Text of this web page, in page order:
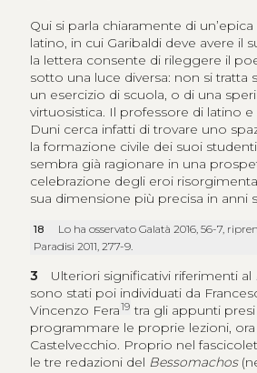
Qui si parla chiaramente di
latino, in cui Garibaldi deve avere il
la lettera consente di rileggere il
sotto una luce diversa: non si
un esercizio di scuola, o di una
virtuosistica. Il professore di latino
Duni cerca infatti di trovare uno
la formazione civile dei suoi
sembra già ragionare in una
celebrazione degli eroi
sua dimensione più precisa in anni
18
Lo ha osservato Galatà 2016, 56-7,
Paradisi 2011, 277-9.
3 Ulteriori significativi riferimenti al
sono stati poi individuati da
Vincenzo Fera19 tra gli appunti
programmare le proprie lezioni, ora
Castelvecchio. Proprio nel
le tre redazioni del Bessomachos